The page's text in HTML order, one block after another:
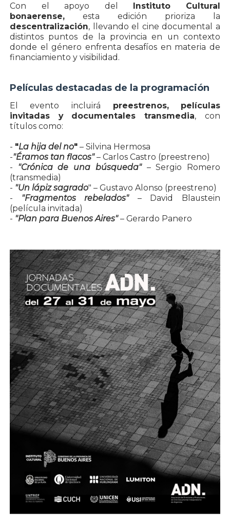
Con el apoyo del Instituto Cultural
bonaerense,esta edición prioriza la
descentralización, llevando el cine documental a
distintos puntos de la provincia en un contexto
donde el género enfrenta desafíos en materia de
financiamiento y visibilidad.
Películas destacadas de la programación
El evento incluirá preestrenos, películas
invitadas y documentales transmedia, con
títulos como:
- "La hija del no"– Silvina Hermosa
-"Éramos tan flacos"– Carlos Castro (preestreno)
- "Crónica de una búsqueda"– Sergio Romero
(transmedia)
- "Un lápiz sagrado" – Gustavo Alonso (preestreno)
- "Fragmentos rebelados"– David Blaustein
(película invitada)
- "Plan para Buenos Aires"– Gerardo Panero